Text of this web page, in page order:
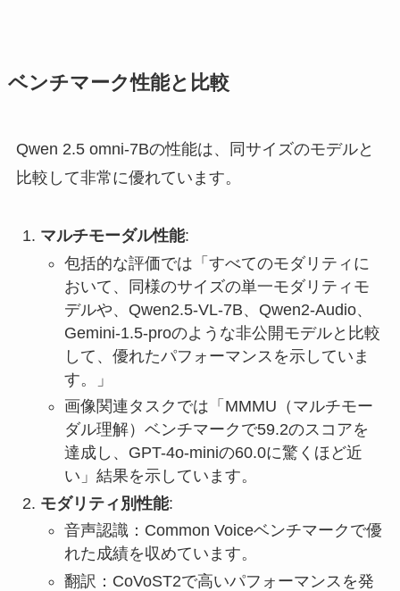
ベンチマーク性能と比較
Qwen 2.5 omni-7Bの性能は、同サイズのモデルと
比較して非常に優れています。
マルチモーダル性能:
包括的な評価では「すべてのモダリティに
おいて、同様のサイズの単一モダリティモ
デルや、Qwen2.5-VL-7B、Qwen2-Audio、
Gemini-1.5-proのような非公開モデルと比較
して、優れたパフォーマンスを示していま
す。」
画像関連タスクでは「MMMU（マルチモー
ダル理解）ベンチマークで59.2のスコアを
達成し、GPT-4o-miniの60.0に驚くほど近
い」結果を示しています。
モダリティ別性能:
音声認識：Common Voiceベンチマークで優
れた成績を収めています。
翻訳：CoVoST2で高いパフォーマンスを発